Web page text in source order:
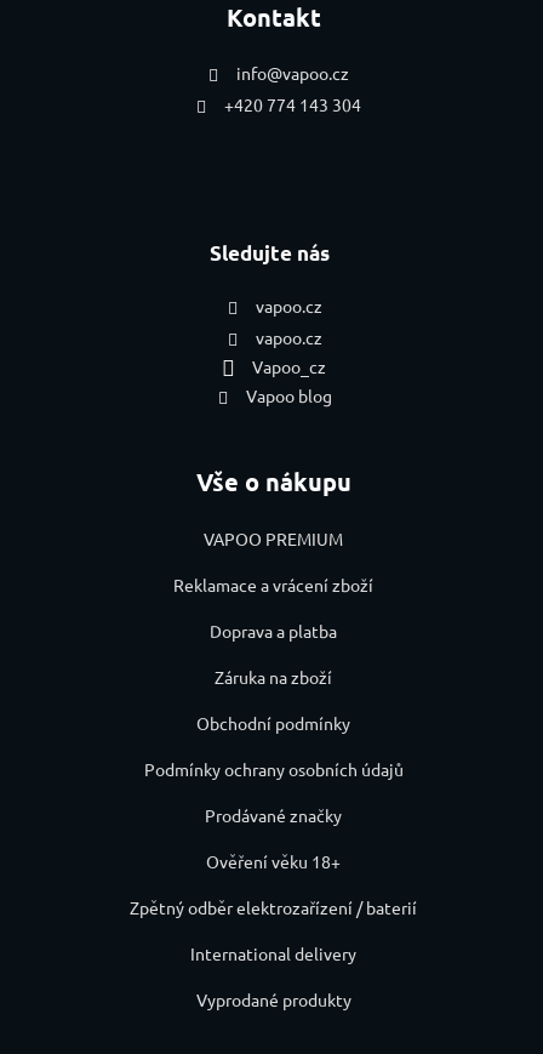
Kontakt
info@vapoo.cz
+420 774 143 304
Sledujte nás
vapoo.cz
vapoo.cz
Vapoo_cz
Vapoo blog
Vše o nákupu
VAPOO PREMIUM
Reklamace a vrácení zboží
Doprava a platba
Záruka na zboží
Obchodní podmínky
Podmínky ochrany osobních údajů
Prodávané značky
Ověření věku 18+
Zpětný odběr elektrozařízení / baterií
International delivery
Vyprodané produkty